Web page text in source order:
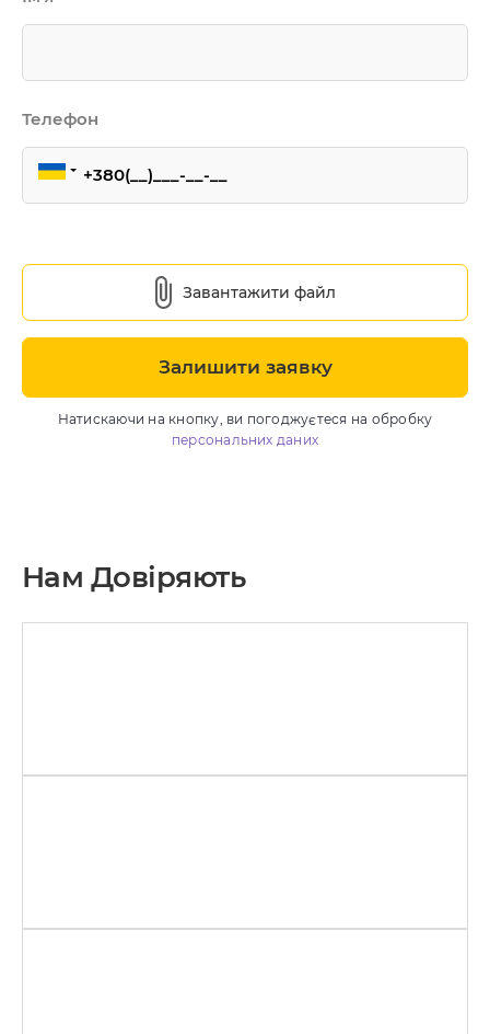
Послуги
Система управління
CRM
CRM
Телефон
Натискаючи на кнопку, ви погоджуєтеся на обробку
персональних даних
Завантажити файл
Залишити заявку
Нам Довіряють